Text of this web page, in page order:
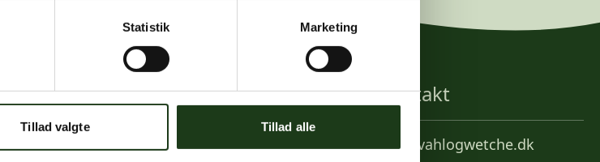
Statistik Marketing
Tillad valgte Tillad alle
Links
Priser
Kontakt
info@vahlogwetche.dk